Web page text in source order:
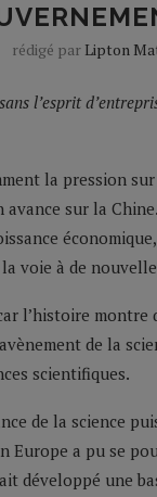
rédigé par Lipton
l’esprit
la pression
sur la
voie à de
l’histoire
de la
scientifiques.
de la science
a pu se
développé une